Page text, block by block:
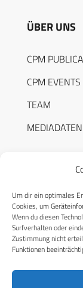
Um dir ein optimales
Cookies, um
Wenn du diesen
Surfverhalten oder
Zustimmung nicht
Funktionen
ÜBER UNS
CPM
CPM EVENTS
TEAM
MEDIADATEN
Cookie-